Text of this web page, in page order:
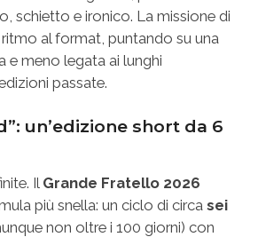
schietto e ironico. La missione di
ritmo al format, puntando su una
e meno legata ai lunghi
passate.
un’edizione short da 6
Il Grande Fratello 2026
più snella: un ciclo di circa sei
non oltre i 100 giorni) con